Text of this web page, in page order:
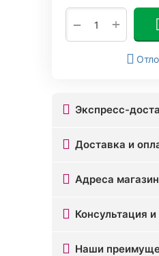
+
−
Экспресс-
Доставка и
Адреса
Консультация
Наши